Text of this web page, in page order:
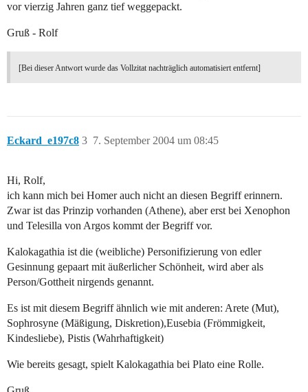
vor vierzig Jahren ganz tief weggepackt.
Gruß - Rolf
[Bei dieser Antwort wurde das Vollzitat nachträglich automatisiert entfernt]
Eckard_e197c8 7. September 2004 um 08:45
3
Hi, Rolf,
ich kann mich bei Homer auch nicht an diesen Begriff erinnern.
Zwar ist das Prinzip vorhanden (Athene), aber erst bei Xenophon
und Telesilla von Argos kommt der Begriff vor.
Kalokagathia ist die (weibliche) Personifizierung von edler
Gesinnung gepaart mit äußerlicher Schönheit, wird aber als
Person/Gottheit nirgends genannt.
Es ist mit diesem Begriff ähnlich wie mit anderen: Arete (Mut),
Sophrosyne (Mäßigung, Diskretion),Eusebia (Frömmigkeit,
Kindesliebe), Pistis (Wahrhaftigkeit)
Wie bereits gesagt, spielt Kalokagathia bei Plato eine Rolle.